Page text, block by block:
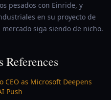
pesados con Einride, y
en su proyecto de
siga siendo de nicho.
References
CEO as Microsoft Deepens
Push